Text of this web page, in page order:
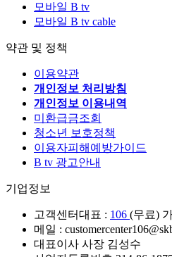
모바일 B tv
모바일 B tv cable
약관 및 정책
이용약관
개인정보 처리방침
개인정보 이용내역
미환급금조회
청소년 보호정책
이용자피해예방가이드
B tv 광고안내
기업정보
고객센터대표 : 106 (무료)
메일 :
대표이사 사장 김성수